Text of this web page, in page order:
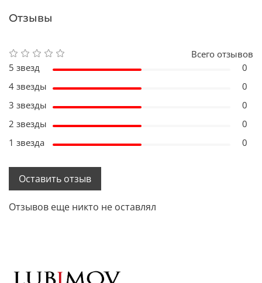
Отзывы
Отзывов еще никто не оставлял
Всего отзывов
5 звезд
0
4 звезды
0
3 звезды
0
2 звезды
0
1 звезда
0
Оставить отзыв